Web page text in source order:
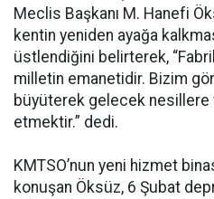
Meclis Başkanı M. Hanefi
kentin yeniden ayağa
üstlendiğini belirterek,
milletin emanetidir. Bizim
büyüterek gelecek
etmektir.” dedi.
KMTSO’nun yeni hizmet
konuşan Öksüz, 6 Şubat